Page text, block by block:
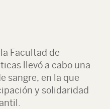
Facultad de
llevó a cabo una
sangre, en la que
y solidaridad